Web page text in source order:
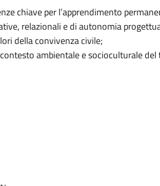
chiave per l’apprendimento
relazionali e di autonomia
della convivenza civile;
ambientale e socioculturale